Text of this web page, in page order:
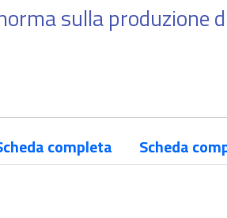
sulla
completa Scheda